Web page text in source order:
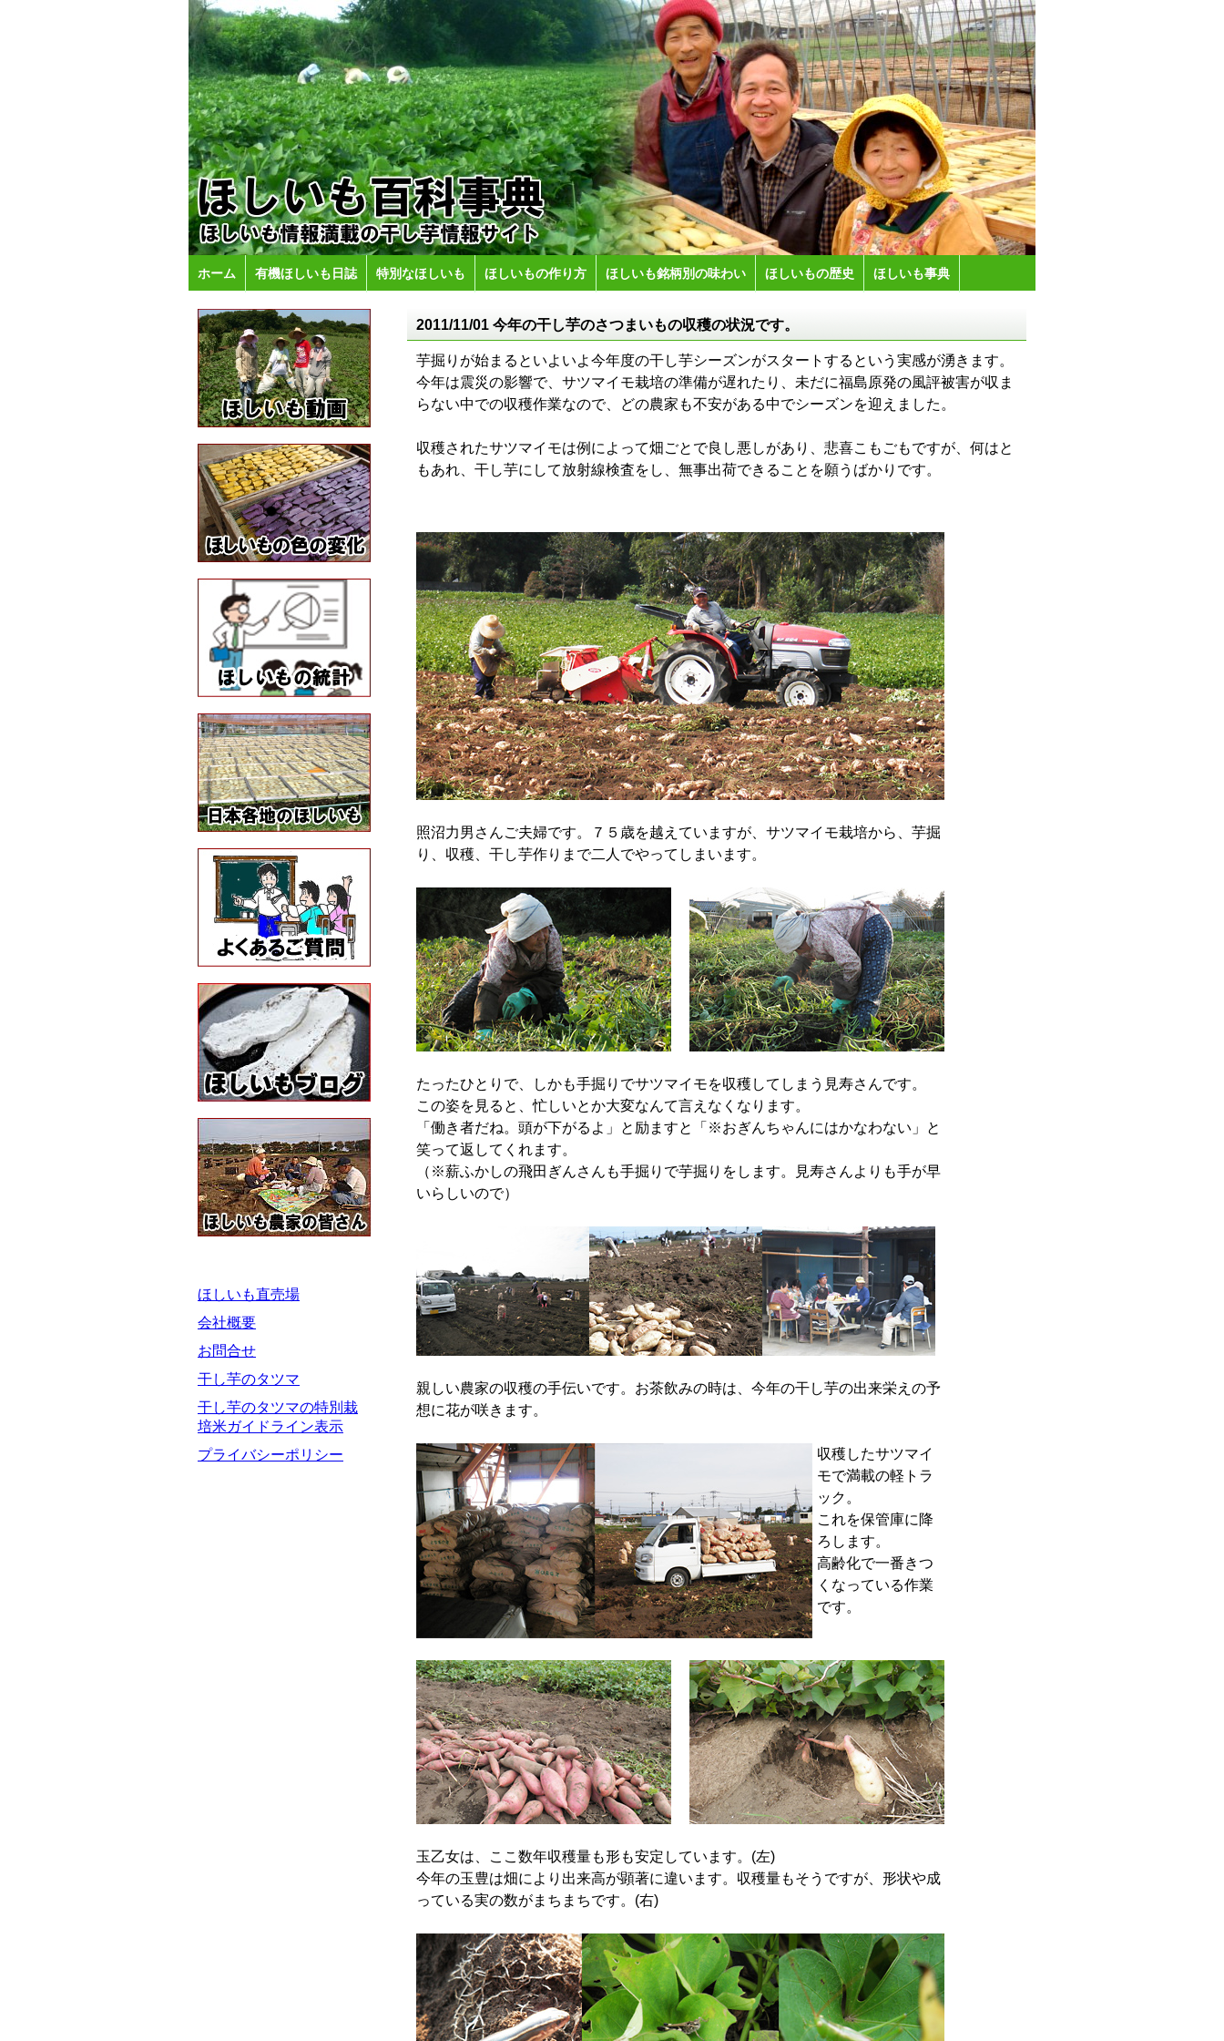
ホーム 有機ほしいも日誌 特別なほしいも ほしいもの作り方 ほしいも銘柄別の味わい ほしいもの歴史 ほしいも事典
ほしいも直売場
会社概要
お問合せ
干し芋のタツマ
干し芋のタツマの特別栽
培米ガイドライン表示
プライバシーポリシー
2011/11/01 今年の干し芋のさつまいもの収穫の状況です。
芋掘りが始まるといよいよ今年度の干し芋シーズンがスタートするという実感が湧きます。
今年は震災の影響で、サツマイモ栽培の準備が遅れたり、未だに福島原発の風評被害が収ま
らない中での収穫作業なので、どの農家も不安がある中でシーズンを迎えました。
収穫されたサツマイモは例によって畑ごとで良し悪しがあり、悲喜こもごもですが、何はと
もあれ、干し芋にして放射線検査をし、無事出荷できることを願うばかりです。
照沼力男さんご夫婦です。７５歳を越えていますが、サツマイモ栽培から、芋掘
り、収穫、干し芋作りまで二人でやってしまいます。
たったひとりで、しかも手掘りでサツマイモを収穫してしまう見寿さんです。
この姿を見ると、忙しいとか大変なんて言えなくなります。
「働き者だね。頭が下がるよ」と励ますと「※おぎんちゃんにはかなわない」と
笑って返してくれます。
（※薪ふかしの飛田ぎんさんも手掘りで芋掘りをします。見寿さんよりも手が早
いらしいので）
親しい農家の収穫の手伝いです。お茶飲みの時は、今年の干し芋の出来栄えの予
想に花が咲きます。
収穫したサツマイ
モで満載の軽トラ
ック。
これを保管庫に降
ろします。
高齢化で一番きつ
くなっている作業
です。
玉乙女は、ここ数年収穫量も形も安定しています。(左)
今年の玉豊は畑により出来高が顕著に違います。収穫量もそうですが、形状や成
っている実の数がまちまちです。(右)